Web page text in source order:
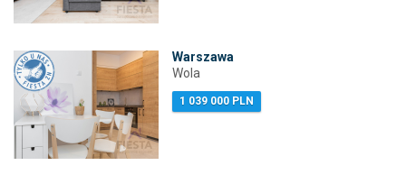
Warszawa
Wola
1 039 000 PLN